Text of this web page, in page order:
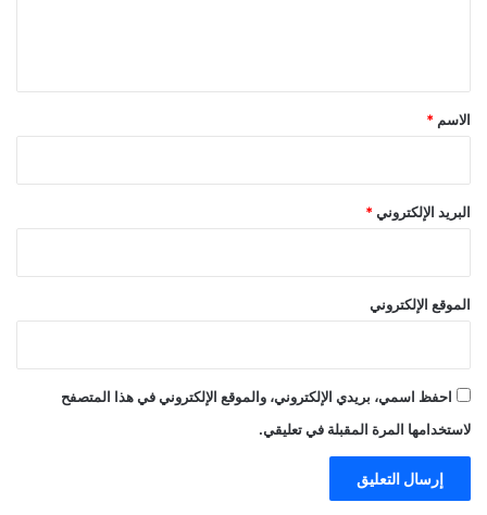
*
الاسم *
البريد الإلكتروني *
الموقع الإلكتروني
احفظ اسمي، بريدي الإلكتروني، والموقع الإلكتروني في هذا المتصفح
لاستخدامها المرة المقبلة في تعليقي.